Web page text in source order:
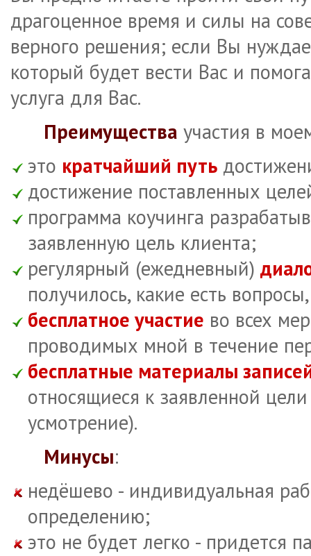
драгоценное время и силы на
верного решения; если Вы
который будет вести Вас и
услуга для Вас.
Преимущества участия в
это кратчайший путь
достижение поставленных
программа коучинга
заявленную цель клиента;
регулярный (ежедневный)
получилось, какие есть
бесплатное участие во всех
проводимых мной в течение
бесплатные материалы
относящиеся к заявленной
усмотрение).
Минусы:
недёшево - индивидуальная
определению;
это не будет легко - придется